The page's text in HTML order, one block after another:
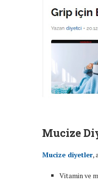
Mucize
Mucize diyetler,
Vitamin ve